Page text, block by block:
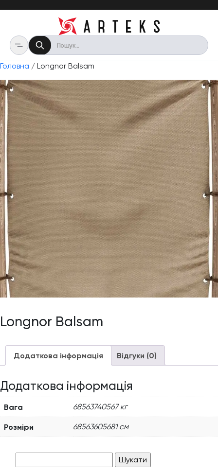
Головна / Longnor Balsam
Longnor Balsam
Додаткова інформація Відгуки (0)
Додаткова інформація
Вага 68563740567 кг
Розміри 68563605681 см